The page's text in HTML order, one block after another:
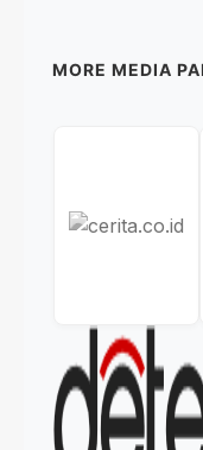
MORE MEDIA